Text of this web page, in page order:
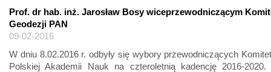
Prof. dr hab. inż. Jarosław Bosy wiceprzewodniczącym
Geodezji PAN
09-02-2016
W dniu 8.02.2016 r. odbyły się wybory przewodniczących
Polskiej Akademii Nauk na czteroletnią kadencję 2016-